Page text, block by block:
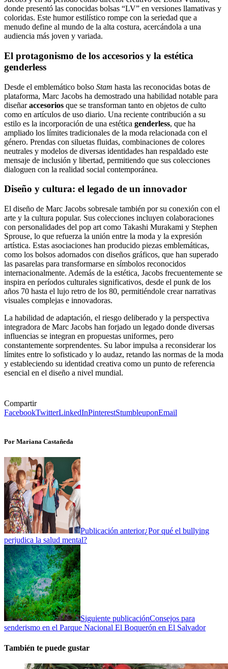
donde presentó las conocidas bolsas “LV” en versiones llamativas y
coloridas. Este humor estilístico rompe con la seriedad que a
menudo define al mundo de la alta costura, acercándola a una
audiencia más joven y variada.
El protagonismo de los accesorios y la estética
genderless
Desde el emblemático bolso Stam hasta las reconocidas botas de
plataforma, Marc Jacobs ha demostrado una habilidad notable para
diseñaraccesorios que se transforman tanto en objetos de culto
como en artículos de uso diario. Una reciente contribución a su
estilo es la incorporación de una estética genderless, que ha
ampliado los límites tradicionales de la moda relacionada con el
género. Prendas con siluetas fluidas, combinaciones de colores
neutrales y modelos de diversas identidades han respaldado este
mensaje de inclusión y libertad, permitiendo que sus colecciones
dialoguen con la realidad social contemporánea.
Diseño y cultura: el legado de un innovador
El diseño de Marc Jacobs sobresale también por su conexión con el
arte y la cultura popular. Sus colecciones incluyen colaboraciones
con personalidades del pop art como Takashi Murakami y Stephen
Sprouse, lo que refuerza la unión entre la moda y la expresión
artística. Estas asociaciones han producido piezas emblemáticas,
como los bolsos adornados con diseños gráficos, que han superado
las pasarelas para transformarse en símbolos reconocidos
internacionalmente. Además de la estética, Jacobs frecuentemente se
inspira en períodos culturales significativos, desde el punk de los
años 70 hasta el lujo retro de los 80, permitiéndole crear narrativas
visuales complejas e innovadoras.
La habilidad de adaptación, el riesgo deliberado y la perspectiva
integradora de Marc Jacobs han forjado un legado donde diversas
influencias se integran en propuestas uniformes, pero
constantemente sorprendentes. Su labor impulsa a reconsiderar los
límites entre lo sofisticado y lo audaz, retando las normas de la moda
y estableciendo su identidad creativa como un punto de referencia
esencial en el diseño a nivel mundial.
Compartir
FacebookTwitterLinkedInPinterestStumbleuponEmail
Por Mariana Castañeda
Publicación anterior¿Por qué el bullying
perjudica la salud mental?
Siguiente publicaciónConsejos para
senderismo en el Parque Nacional El Boquerón en El Salvador
También te puede gustar